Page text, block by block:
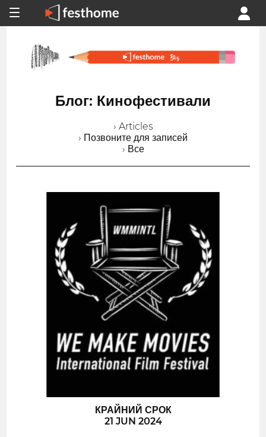
Блог: Кинофестивали
› Articles
› Позвоните для записей
› Все
КРАЙНИЙ СРОК
21 JUN 2024